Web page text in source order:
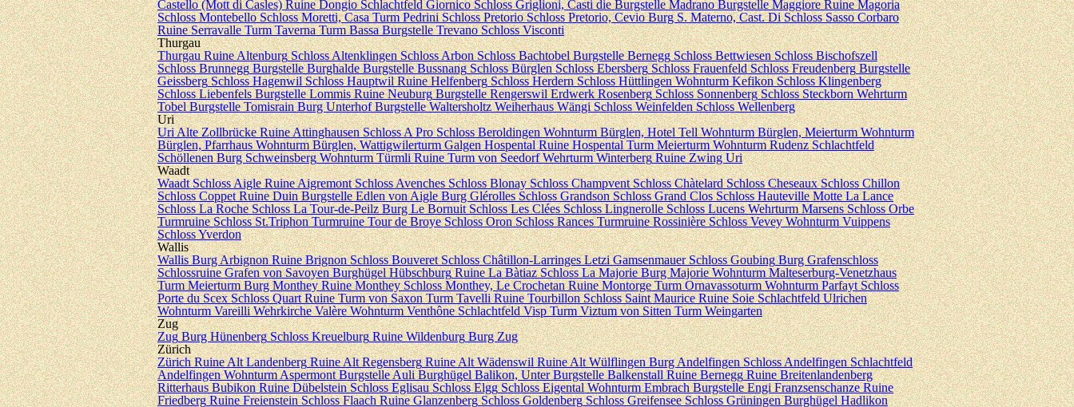
Castello (Mott di Casles) Ruine Dongio Schlachtfeld Giornico Schloss Griglioni, Casti die Burgstelle Madrano Burgstelle Maggiore Ruine Magoria
Schloss Montebello Schloss Moretti, Casa Turm Pedrini Schloss Pretorio Schloss Pretorio, Cevio Burg S. Materno, Cast. Di Schloss Sasso Corbaro
Ruine Serravalle Turm Taverna Turm Bassa Burgstelle Trevano Schloss Visconti
Thurgau
Thurgau Ruine Altenburg Schloss Altenklingen Schloss Arbon Schloss Bachtobel Burgstelle Bernegg Schloss Bettwiesen Schloss Bischofszell
Schloss Brunnegg Burgstelle Burghalde Burgstelle Bussnang Schloss Bürglen Schloss Ebersberg Schloss Frauenfeld Schloss Freudenberg Burgstelle
Geissberg Schloss Hagenwil Schloss Hauptwil Ruine Helfenberg Schloss Herdern Schloss Hüttlingen Wohnturm Kefikon Schloss Klingenberg
Schloss Liebenfels Burgstelle Lommis Ruine Neuburg Burgstelle Rengerswil Erdwerk Rosenberg Schloss Sonnenberg Schloss Steckborn Wehrturm
Tobel Burgstelle Tomisrain Burg Unterhof Burgstelle Waltersholtz Weiherhaus Wängi Schloss Weinfelden Schloss Wellenberg
Uri
UriAlte Zollbrücke Ruine Attinghausen Schloss A Pro Schloss Beroldingen Wohnturm Bürglen, Hotel Tell Wohnturm Bürglen, Meierturm Wohnturm
Bürglen, Pfarrhaus Wohnturm Bürglen, Wattigwilerturm Galgen Hospental Ruine Hospental Turm Meierturm Wohnturm Rudenz Schlachtfeld
Schöllenen Burg Schweinsberg Wohnturm Türmli Ruine Turm von Seedorf Wehrturm Winterberg Ruine Zwing Uri
Waadt
Waadt Schloss Aigle Ruine Aigremont Schloss Avenches Schloss Blonay Schloss Champvent Schloss Chàtelard Schloss Cheseaux Schloss Chillon
Schloss Coppet Ruine Duin Burgstelle Edlen von Aigle Burg Glérolles Schloss Grandson Schloss Grand Clos Schloss Hauteville Motte La Lance
Schloss La Roche Schloss La Tour-de-Peilz Burg Le Bornuit Schloss Les Clées Schloss Lingnerolle Schloss Lucens Wehrturm Marsens Schloss Orbe
Turmruine Schloss St.Triphon Turmruine Tour de Broye Schloss Oron Schloss Rances Turmruine Rossinière Schloss Vevey Wohnturm Vuippens
Schloss Yverdon
Wallis
Wallis Burg Arbignon Ruine Brignon Schloss Bouveret Schloss Châtillon-Larringes Letzi Gamsenmauer Schloss Goubing Burg Grafenschloss
Schlossruine Grafen von Savoyen Burghügel Hübschburg Ruine La Bàtiaz Schloss La Majorie Burg Majorie Wohnturm Malteserburg-Venetzhaus
Turm Meierturm Burg Monthey Ruine Monthey Schloss Monthey, Le Crochetan Ruine Montorge Turm Ornavassoturm Wohnturm Parfayt Schloss
Porte du Scex Schloss Quart Ruine Turm von Saxon Turm Tavelli Ruine Tourbillon Schloss Saint Maurice Ruine Soie Schlachtfeld Ulrichen
Wohnturm Vareilli Wehrkirche Valère Wohnturm Venthône Schlachtfeld Visp Turm Viztum von Sitten Turm Weingarten
Zug
Zug Burg Hünenberg Schloss Kreuelburg Ruine Wildenburg Burg Zug
Zürich
Zürich Ruine Alt Landenberg Ruine Alt Regensberg Ruine Alt Wädenswil Ruine Alt Wülflingen Burg Andelfingen Schloss Andelfingen Schlachtfeld
Andelfingen Wohnturm Aspermont Burgstelle Auli Burghügel Balikon, Unter Burgstelle Balkenstall Ruine Bernegg Ruine Breitenlandenberg
Ritterhaus Bubikon Ruine Dübelstein Schloss Eglisau Schloss Elgg Schloss Eigental Wohnturm Embrach Burgstelle Engi Franzsenschanze Ruine
Friedberg Ruine Freienstein Schloss Flaach Ruine Glanzenberg Schloss Goldenberg Schloss Greifensee Schloss Grüningen Burghügel Hadlikon